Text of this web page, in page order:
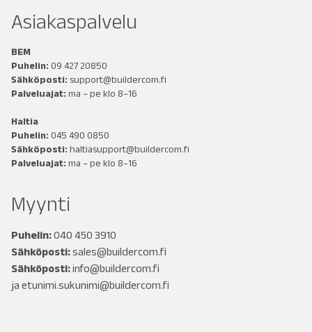
Asiakaspalvelu
BEM
Puhelin: 09 427 20850
Sähköposti: support@buildercom.fi
Palveluajat: ma – pe klo 8–16
Haltia
Puhelin: 045 490 0850
Sähköposti: haltiasupport@buildercom.fi
Palveluajat: ma – pe klo 8–16
Myynti
Puhelin:040 450 3910
Sähköposti:sales@buildercom.fi
Sähköposti:info@buildercom.fi
ja etunimi.sukunimi@buildercom.fi